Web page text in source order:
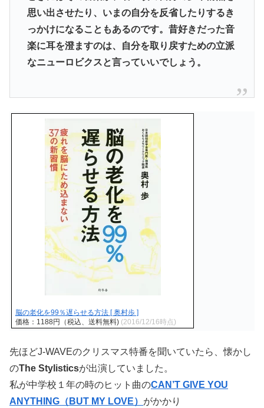
思い出させたり、いまの自分を反省したりするき
っかけになることもあるのです。昔好きだった音
楽に耳を澄ますのは、自分を取り戻すための立派
なニューロビクスと言っていいでしょう。
脳の老化を99％遅らせる方法 [ 奥村歩 ]
価格：1188円（税込、送料無料) (2016/12/16時点)
先ほどJ-WAVEのクリスマス特番を聞いていたら、懐かし
のThe Stylisticsが出演していました。
私が中学校１年の時のヒット曲のCAN’T GIVE YOU
ANYTHING（BUT MY LOVE） がかかり